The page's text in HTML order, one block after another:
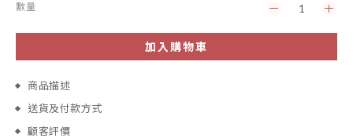
數量
加入購物車
商品描述
送貨及付款方式
顧客評價